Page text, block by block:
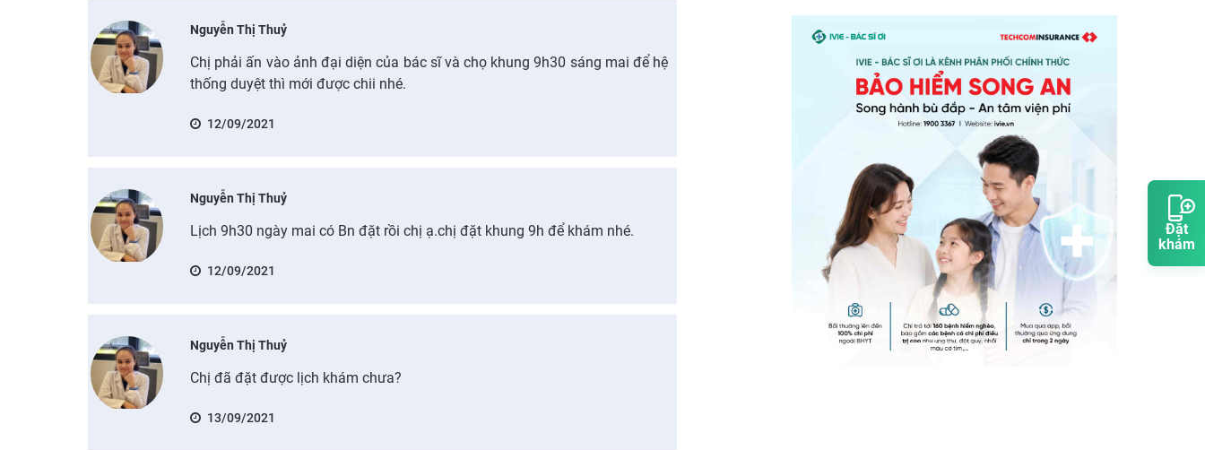
Đặt
khám
Nguyễn Thị Thuỷ
Chị phải ấn vào ảnh đại diện của bác sĩ và chọ khung 9h30 sáng mai để hệ
thống duyệt thì mới được chii nhé.
12/09/2021
Nguyễn Thị Thuỷ
Lịch 9h30 ngày mai có Bn đặt rồi chị ạ.chị đặt khung 9h để khám nhé.
12/09/2021
Nguyễn Thị Thuỷ
Chị đã đặt được lịch khám chưa?
13/09/2021